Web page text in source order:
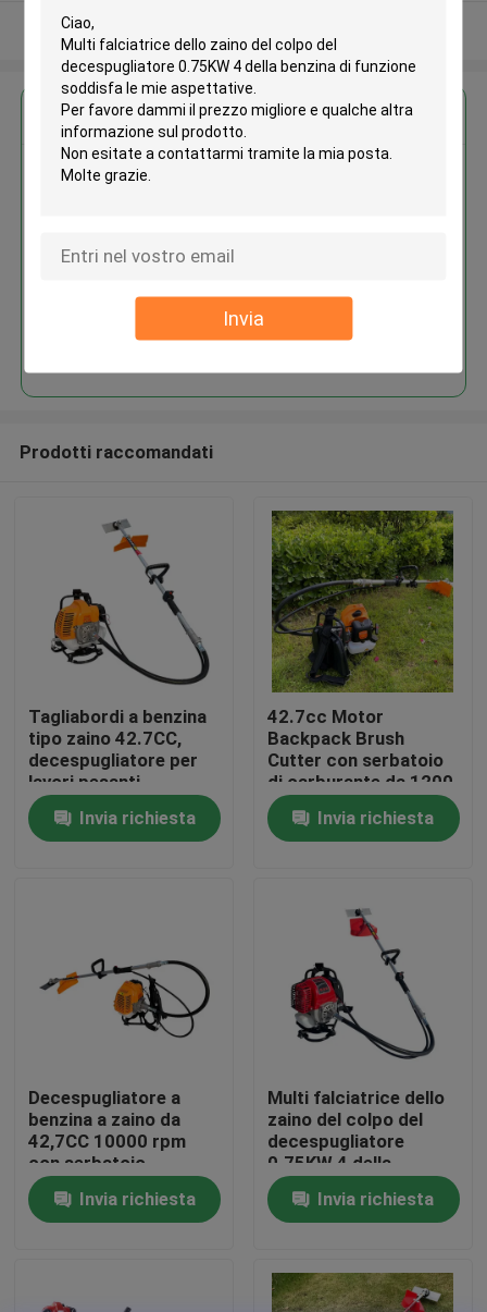
Invia
Prodotti
Video
display di fabbrica
Contattaci
Chiedi un preventivo
Motosega della benzina
motosega elettrica
Ottieni il miglior prezzo per
funzione
Continua
Prodotti raccomandati
Tagliabordi a benzina
tipo zaino 42.7CC,
decespugliatore per
lavori pesanti
Invia richiesta
42.7cc Motor
Backpack Brush
Cutter con serbatoio
di carburante da 1200
ml e 10000 giri al
minuto per taglio di
erba professionale
Invia richiesta
Decespugliatore a
benzina a zaino da
42,7CC 10000 rpm
con serbatoio
carburante da 1200 ml
per un'efficiente
rifinitura dell'erba
Invia richiesta
Multi falciatrice dello
zaino del colpo del
decespugliatore
0.75KW 4 della
benzina di funzione
Invia richiesta